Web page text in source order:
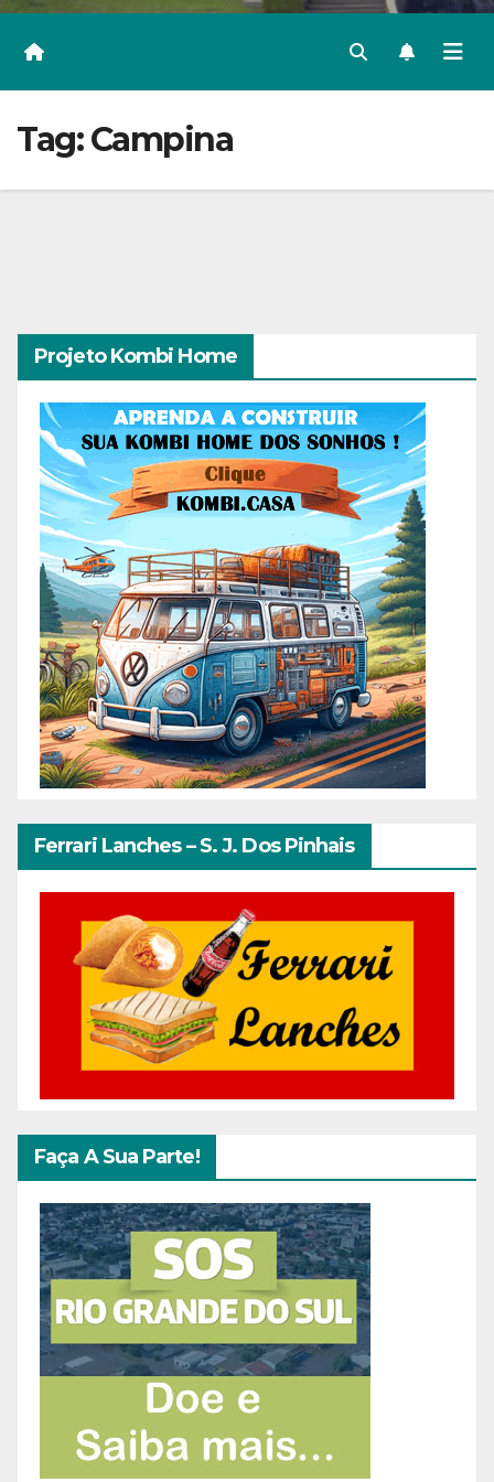
Tag:Campina
Projeto Kombi Home
Ferrari Lanches – S. J. Dos Pinhais
Faça A Sua Parte!